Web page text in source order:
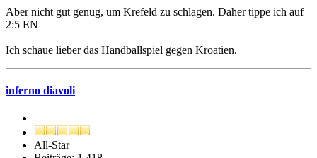
Aber nicht gut genug, um Krefeld zu schlagen. Daher tippe ich auf
2:5 EN
Ich schaue lieber das Handballspiel gegen Kroatien.
inferno diavoli
All-Star